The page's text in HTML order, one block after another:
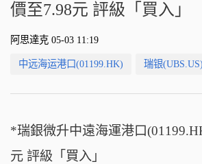
價至7.98元 評級「買入」
阿思達克 05-03 11:19
中远海运港口(01199.HK) 瑞银(UBS.US)
*瑞銀微升中遠海運港口
元 評級「買入」